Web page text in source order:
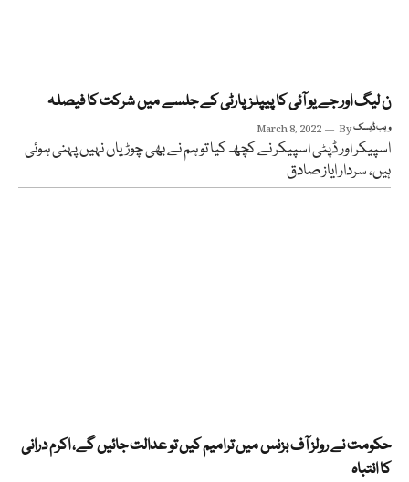
ن لیگ اور جے یو آئی کا پیپلزپارٹی کے جلسے میں شرکت کا فیصلہ
March 8, 2022 Byویب ڈیسک
اسپیکر اور ڈپٹی اسپیکر نے کچھ کیا تو ہم نے بھی چوڑیاں نہیں پہنی ہوئی
ہیں، سردار ایاز صادق
حکومت نے رولز آف بزنس میں ترامیم کیں تو عدالت جائیں گے، اکرم درانی
کا انتباہ